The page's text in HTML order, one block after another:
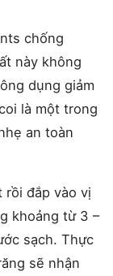
chống
này không
dụng giảm
là một trong
an toàn
rồi đắp vào vị
khoảng từ 3 –
sạch. Thực
sẽ nhận